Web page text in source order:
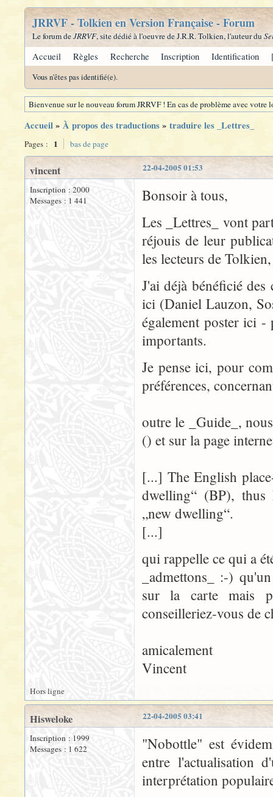
JRRVF - Tolkien en Version Française - Forum
Le forum deJRRVF, site dédié à l'oeuvre de J.R.R. Tolkien, l'auteur du
Accueil Règles Recherche Inscription Identification
Vous n'êtes pas identifié(e).
Bienvenue sur le nouveau forum JRRVF ! En cas de problème avec
Accueil» À propos des traductions» traduire les _Lettres_
Pages : 1 bas de page
22-04-2005 01:53
vincent
Inscription : 2000
Messages : 1 441
Bonsoir à tous,
Les _Lettres_ vont
réjouis de leur
les lecteurs de
J'ai déjà bénéficié des
ici (Daniel Lauzon,
également poster ici -
importants.
Je pense ici, pour
préférences,
outre le _Guide_,
() et sur la page
[...] The English
dwelling“ (BP),
„new dwelling“.
[...]
qui rappelle ce qui a
_admettons_ :-)
sur la carte mais
conseilleriez-vous de
amicalement
Vincent
Hors ligne
22-04-2005 03:41
Hisweloke
Inscription : 1999
Messages : 1 622
"Nobottle" est
entre l'actualisation
interprétation